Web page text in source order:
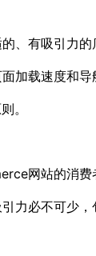
、有吸引力
加载速度和导
。
网站的消费
力必不可少